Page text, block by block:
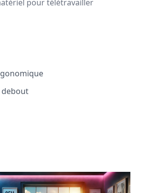
pour télétravailler
debout